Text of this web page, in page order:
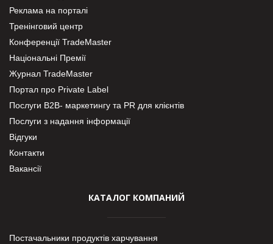
Реклама на порталі
Тренінговий центр
Конференції TradeMaster
Національні Премії
Журнал TradeMaster
Портал про Private Label
Послуги В2В- маркетингу та PR для клієнтів
Послуги з надання інформації
Відгуки
Контакти
Вакансії
КАТАЛОГ КОМПАНИЙ
Постачальники продуктів харчування